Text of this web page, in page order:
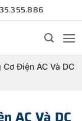
Điện AC Và DC